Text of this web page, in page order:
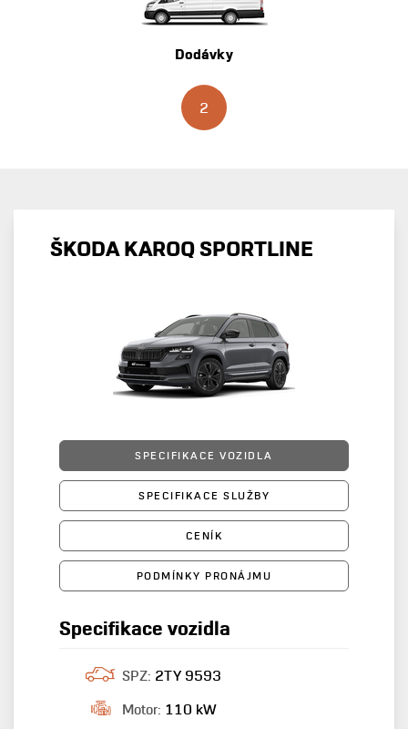
Dodávky
2
ŠKODA KAROQ SPORTLINE
SPECIFIKACE VOZIDLA
SPECIFIKACE SLUŽBY
CENÍK
PODMÍNKY PRONÁJMU
Specifikace vozidla
SPZ: 2TY 9593
Motor: 110 kW